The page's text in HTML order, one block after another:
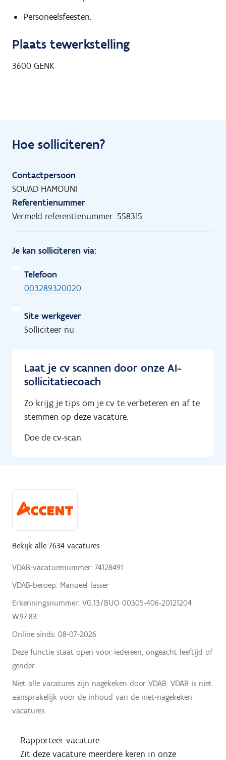
Personeelsfeesten.
Plaats tewerkstelling
3600 GENK
Hoe solliciteren?
Contactpersoon
SOUAD HAMOUNI
Referentienummer
Vermeld referentienummer: 558315
Je kan solliciteren via:
Telefoon
003289320020
Site werkgever
Solliciteer nu
Laat je cv scannen door onze AI-
sollicitatiecoach
Zo krijg je tips om je cv te verbeteren en af te
stemmen op deze vacature.
Doe de cv-scan
Bekijk alle 7634 vacatures
VDAB-vacaturenummer: 74128491
VDAB-beroep: Manueel lasser
Erkenningsnummer: VG.13/BUO 00305-406-20121204
W.97.83
Online sinds: 08-07-2026
Deze functie staat open voor iedereen, ongeacht leeftijd of
gender.
Niet alle vacatures zijn nagekeken door VDAB. VDAB is niet
aansprakelijk voor de inhoud van de niet-nagekeken
vacatures.
Rapporteer vacature
Zit deze vacature meerdere keren in onze